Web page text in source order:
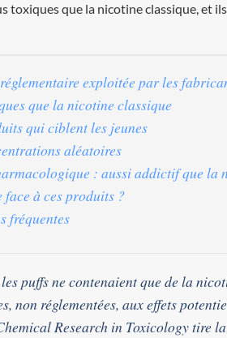
toxiques que la nicotine classique, et
exploitée par les
que la nicotine classique
qui ciblent les jeunes
aléatoires
: aussi addictif que la
face à ces produits ?
fréquentes
les puffs ne contenaient que de la
non réglementées, aux effets
Research in Toxicologytire